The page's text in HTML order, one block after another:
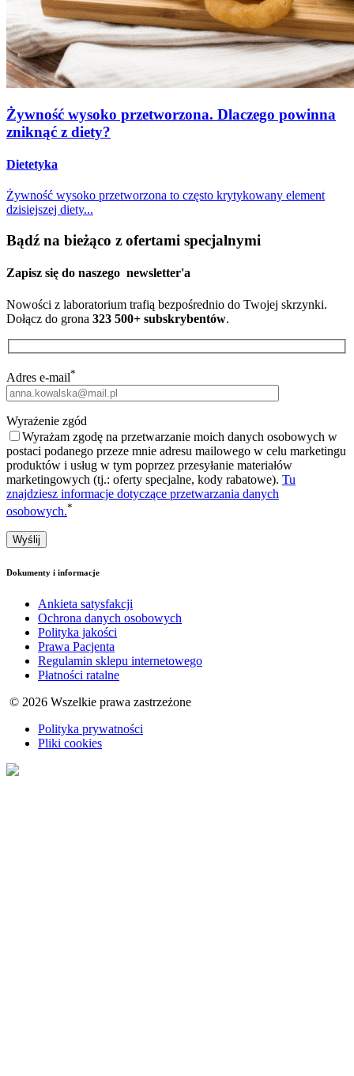
Żywność wysoko przetworzona. Dlaczego powinna
zniknąć z diety?
Dietetyka
Żywność wysoko przetworzona to często krytykowany element
dzisiejszej diety...
Bądź na bieżąco z ofertami specjalnymi
Zapisz się do naszego newsletter'a
Nowości z laboratorium trafią bezpośrednio do Twojej skrzynki.
Dołącz do grona 323 500+ subskrybentów.
Adres e-mail*
Wyrażenie zgód
Wyrażam zgodę na przetwarzanie moich danych osobowych w
postaci podanego przeze mnie adresu mailowego w celu marketingu
produktów i usług w tym poprzez przesyłanie materiałów
marketingowych (tj.: oferty specjalne, kody rabatowe). Tu
znajdziesz informacje dotyczące przetwarzania danych
osobowych.*
Dokumenty i informacje
Ankieta satysfakcji
Ochrona danych osobowych
Polityka jakości
Prawa Pacjenta
Regulamin sklepu internetowego
Płatności ratalne
© 2026 Wszelkie prawa zastrzeżone
Polityka prywatności
Pliki cookies